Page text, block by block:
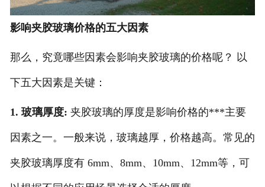
影响夹胶玻璃价格的五大因素
那么，究竟哪些因素会影响夹胶玻璃的价格呢？ 以
下五大因素是关键：
1. 玻璃厚度: 夹胶玻璃的厚度是影响价格的***主要
因素之一。一般来说，玻璃越厚，价格越高。常见的
夹胶玻璃厚度有 6mm、8mm、10mm、12mm等，可